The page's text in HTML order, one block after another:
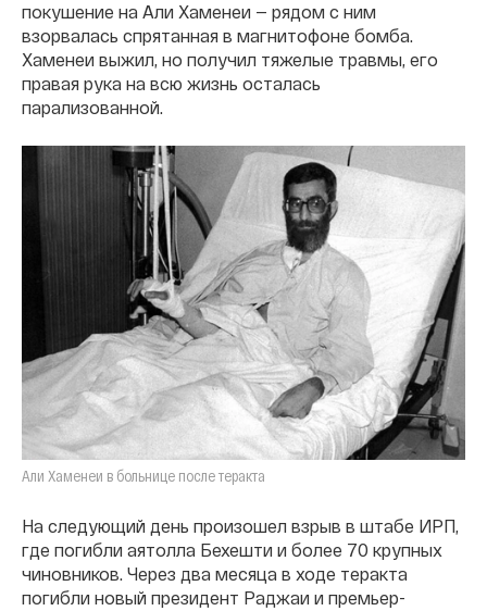
покушение на Али Хаменеи — рядом с ним
взорвалась спрятанная в магнитофоне бомба.
Хаменеи выжил, но получил тяжелые травмы, его
правая рука на всю жизнь осталась
парализованной.
Али Хаменеи в больнице после теракта
На следующий день произошел взрыв в штабе ИРП,
где погибли аятолла Бехешти и более 70 крупных
чиновников. Через два месяца в ходе теракта
погибли новый президент Раджаи и премьер-